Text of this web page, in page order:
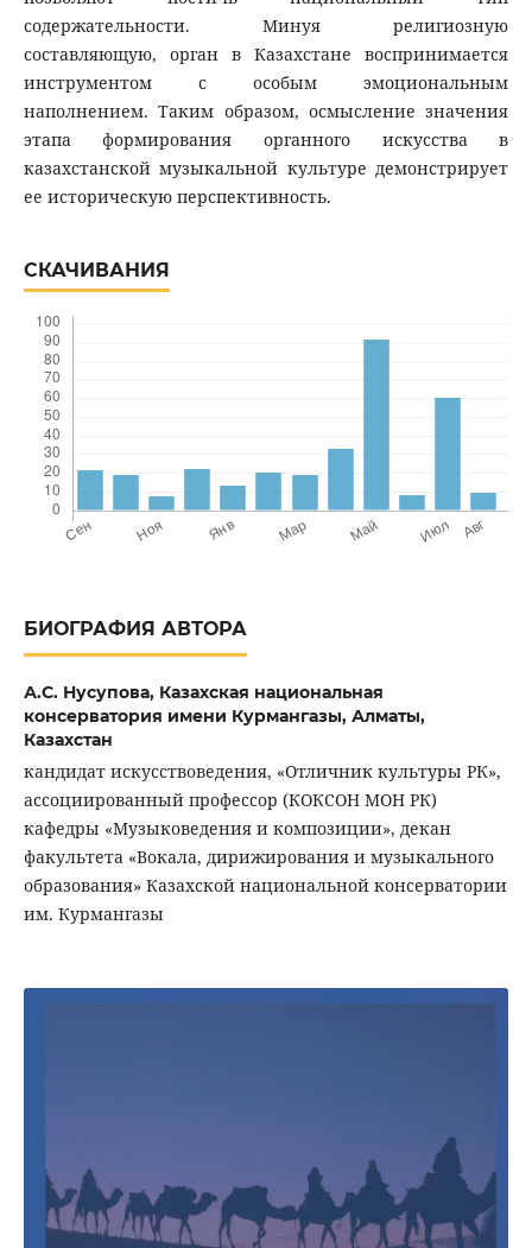
содержательности. Минуя религиозную
составляющую, орган в Казахстане воспринимается
инструментом с особым эмоциональным
наполнением. Таким образом, осмысление значения
этапа формирования органного искусства в
казахстанской музыкальной культуре демонстрирует
ее историческую перспективность.
СКАЧИВАНИЯ
БИОГРАФИЯ АВТОРА
А.С. Нусупова, Казахская национальная
консерватория имени Курмангазы, Алматы,
Казахстан
кандидат искусствоведения, «Отличник культуры РК»,
ассоциированный профессор (КОКСОН МОН РК)
кафедры «Музыковедения и композиции», декан
факультета «Вокала, дирижирования и музыкального
образования» Казахской национальной консерватории
им. Курмангазы